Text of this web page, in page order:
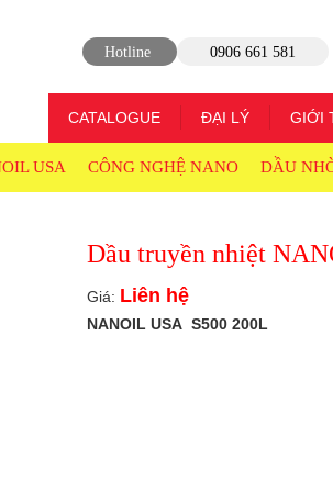
Hotline 0906 661 581
CATALOGUE ĐẠI LÝ GIỚI
USA CÔNG NGHỆ NANO DẦU
Dầu truyền nhiệt
Giá: Liên hệ
NANOIL USA S500 200L